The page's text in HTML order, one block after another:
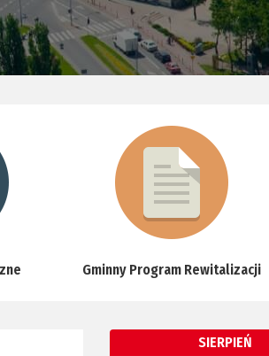
Gminny Program Rewitalizacji
SIERPIEŃ